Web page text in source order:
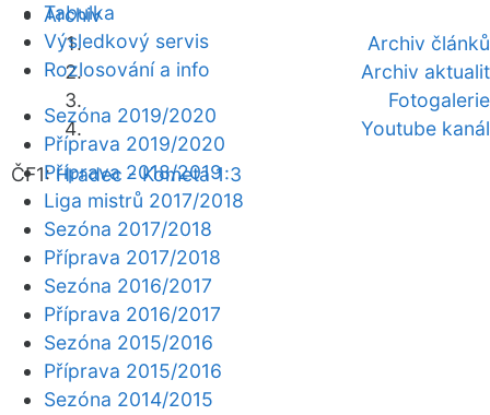
Archiv
Archiv článků
Archiv aktualit
Fotogalerie
Youtube kanál
ČF1:Hradec - Kometa 1:3
Tabulka
Výsledkový servis
Rozlosování a info
Sezóna 2019/2020
Příprava 2019/2020
Příprava 2018/2019
Liga mistrů 2017/2018
Sezóna 2017/2018
Příprava 2017/2018
Sezóna 2016/2017
Příprava 2016/2017
Sezóna 2015/2016
Příprava 2015/2016
Sezóna 2014/2015